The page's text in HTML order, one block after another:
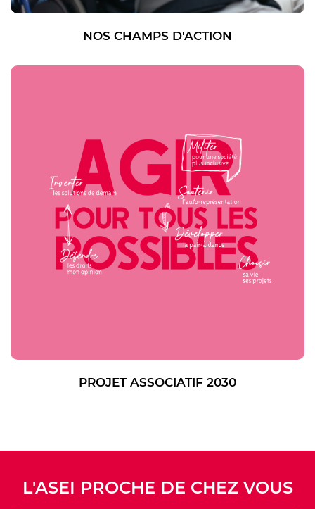
NOS CHAMPS D'ACTION
PROJET ASSOCIATIF 2030
L'ASEI PROCHE DE CHEZ VOUS